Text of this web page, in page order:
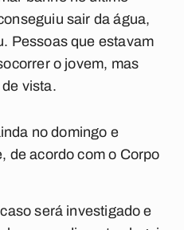
sair da água,
Pessoas que estavam
o jovem, mas
vista.
no domingo e
de acordo com o Corpo
será investigado e